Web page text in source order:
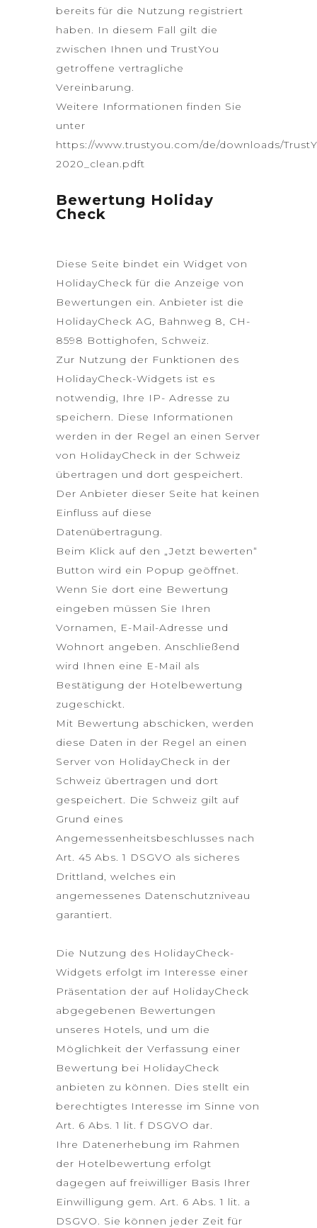
bereits für die Nutzung registriert
haben. In diesem Fall gilt die
zwischen Ihnen und TrustYou
getroffene vertragliche
Vereinbarung.
Weitere Informationen finden Sie
unter
https://www.trustyou.com/de/downloads/
2020_clean.pdft
Bewertung Holiday
Check
Diese Seite bindet ein Widget von
HolidayCheck für die Anzeige von
Bewertungen ein. Anbieter ist die
HolidayCheck AG, Bahnweg 8, CH-
8598 Bottighofen, Schweiz.
Zur Nutzung der Funktionen des
HolidayCheck-Widgets ist es
notwendig, Ihre IP- Adresse zu
speichern. Diese Informationen
werden in der Regel an einen Server
von HolidayCheck in der Schweiz
übertragen und dort gespeichert.
Der Anbieter dieser Seite hat keinen
Einfluss auf diese
Datenübertragung.
Beim Klick auf den „Jetzt bewerten“
Button wird ein Popup geöffnet.
Wenn Sie dort eine Bewertung
eingeben müssen Sie Ihren
Vornamen, E-Mail-Adresse und
Wohnort angeben. Anschließend
wird Ihnen eine E-Mail als
Bestätigung der Hotelbewertung
zugeschickt.
Mit Bewertung abschicken, werden
diese Daten in der Regel an einen
Server von HolidayCheck in der
Schweiz übertragen und dort
gespeichert. Die Schweiz gilt auf
Grund eines
Angemessenheitsbeschlusses nach
Art. 45 Abs. 1 DSGVO als sicheres
Drittland, welches ein
angemessenes Datenschutzniveau
garantiert.
Die Nutzung des HolidayCheck-
Widgets erfolgt im Interesse einer
Präsentation der auf HolidayCheck
abgegebenen Bewertungen
unseres Hotels, und um die
Möglichkeit der Verfassung einer
Bewertung bei HolidayCheck
anbieten zu können. Dies stellt ein
berechtigtes Interesse im Sinne von
Art. 6 Abs. 1 lit. f DSGVO dar.
Ihre Datenerhebung im Rahmen
der Hotelbewertung erfolgt
dagegen auf freiwilliger Basis Ihrer
Einwilligung gem. Art. 6 Abs. 1 lit. a
DSGVO. Sie können jeder Zeit für